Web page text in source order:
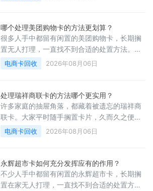
忘，等到整理杂物偶然翻出时，卡片大多已经
好物就此作废，白白浪费了到手的生活福利，
让人倍感可惜。其实闲置的沃尔玛购物卡有多
种稳妥打理方式，操作简单易懂，能够充分发
挥卡片原有价值，有效避免资源浪费。
哪个处理美团购物卡的方法更划算？
很多人手中都留有闲置的美团购物卡，长期搁
置无人打理，一直找不到合适的处置方法。想
要转赠亲友，往往碍于人情情面，难以敲定合
适的折算标准，最终结果大多不尽人意。这类
自身价值，看着来之不易的生活福利悄然流
失，难免让人倍感憋屈与遗憾。
电商卡回收 2026年08月06日
处理瑞祥商联卡的方法哪个更实用？
许多家庭的抽屉角落，都藏着被遗忘的瑞祥商
联卡。大家平时随手搁置卡片，久而久之便彻
底淡忘，等到整理杂物偶然翻出时，大多已经
超出有效使用期限。即便卡内仍有余额，也无
都需要相应成本，一旦过期作废，只会白白造
成财物损耗，十分可惜。
电商卡回收 2026年08月06日
永辉超市卡如何充分发挥应有的作用？
不少人手中都留有闲置的永辉超市卡，长期搁
置在家无人打理，一直找不到合适的处置方